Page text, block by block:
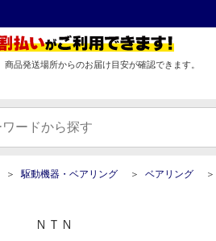
商品発送場所からのお届け目安が確認できます。
駆動機器・ベアリング ベアリング
ＮＴＮ